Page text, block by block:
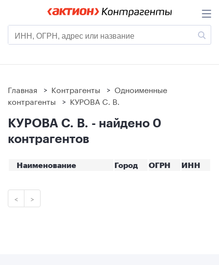
Главная > Контрагенты > Одноименные
контрагенты > КУРОВА С. В.
КУРОВА С. В. - найдено 0
контрагентов
Наименование Город ОГРН ИНН
< >